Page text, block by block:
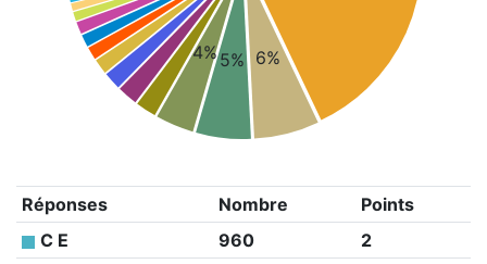
6%
5%
4%
Réponses Nombre
Points
C E
960
2